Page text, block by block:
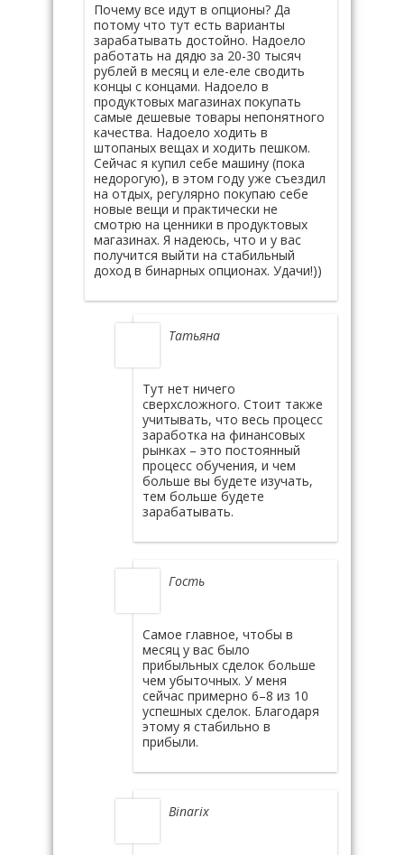
Почему все идут в опционы? Да
потому что тут есть варианты
зарабатывать достойно. Надоело
работать на дядю за 20-30 тысяч
рублей в месяц и еле-еле сводить
концы с концами. Надоело в
продуктовых магазинах покупать
самые дешевые товары непонятного
качества. Надоело ходить в
штопаных вещах и ходить пешком.
Сейчас я купил себе машину (пока
недорогую), в этом году уже съездил
на отдых, регулярно покупаю себе
новые вещи и практически не
смотрю на ценники в продуктовых
магазинах. Я надеюсь, что и у вас
получится выйти на стабильный
доход в бинарных опционах. Удачи!))
Татьяна
Тут нет ничего
сверхсложного. Стоит также
учитывать, что весь процесс
заработка на финансовых
рынках – это постоянный
процесс обучения, и чем
больше вы будете изучать,
тем больше будете
зарабатывать.
Гость
Самое главное, чтобы в
месяц у вас было
прибыльных сделок больше
чем убыточных. У меня
сейчас примерно 6–8 из 10
успешных сделок. Благодаря
этому я стабильно в
прибыли.
Binarix